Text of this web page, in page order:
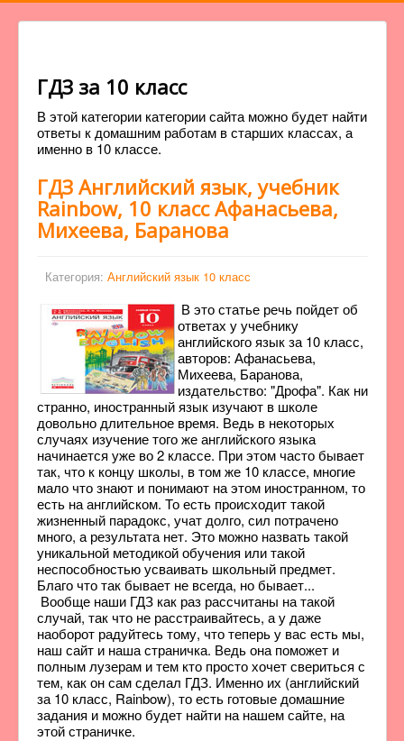
ГДЗ за 10 класс
В этой категории категории сайта можно будет найти
ответы к домашним работам в старших классах, а
именно в 10 классе.
ГДЗ Английский язык, учебник
Rainbow, 10 класс Афанасьева,
Михеева, Баранова
Категория: Английский язык 10 класс
В это статье речь пойдет об
ответах у учебнику
английского язык за 10 класс,
авторов: Афанасьева,
Михеева, Баранова,
издательство: "Дрофа". Как ни
странно, иностранный язык изучают в школе
довольно длительное время. Ведь в некоторых
случаях изучение того же английского языка
начинается уже во 2 классе. При этом часто бывает
так, что к концу школы, в том же 10 классе, многие
мало что знают и понимают на этом иностранном, то
есть на английском. То есть происходит такой
жизненный парадокс, учат долго, сил потрачено
много, а результата нет. Это можно назвать такой
уникальной методикой обучения или такой
неспособностью усваивать школьный предмет.
Благо что так бывает не всегда, но бывает...
Вообще наши ГДЗ как раз рассчитаны на такой
случай, так что не расстраивайтесь, а у даже
наоборот радуйтесь тому, что теперь у вас есть мы,
наш сайт и наша страничка. Ведь она поможет и
полным лузерам и тем кто просто хочет свериться с
тем, как он сам сделал ГДЗ. Именно их (английский
за 10 класс, Rainbow), то есть готовые домашние
задания и можно будет найти на нашем сайте, на
этой страничке.